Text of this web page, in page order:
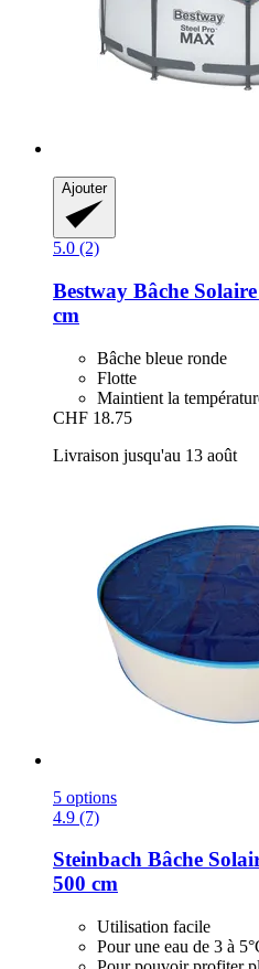
Ajouter
5.0 (2)
Bestway Bâche
cm
Bâche bleue ronde
Flotte
Maintient la
CHF 18.75
Livraison jusqu'au 13 août
5 options
4.9 (7)
Steinbach Bâche
500 cm
Utilisation facile
Pour une eau de 3 à